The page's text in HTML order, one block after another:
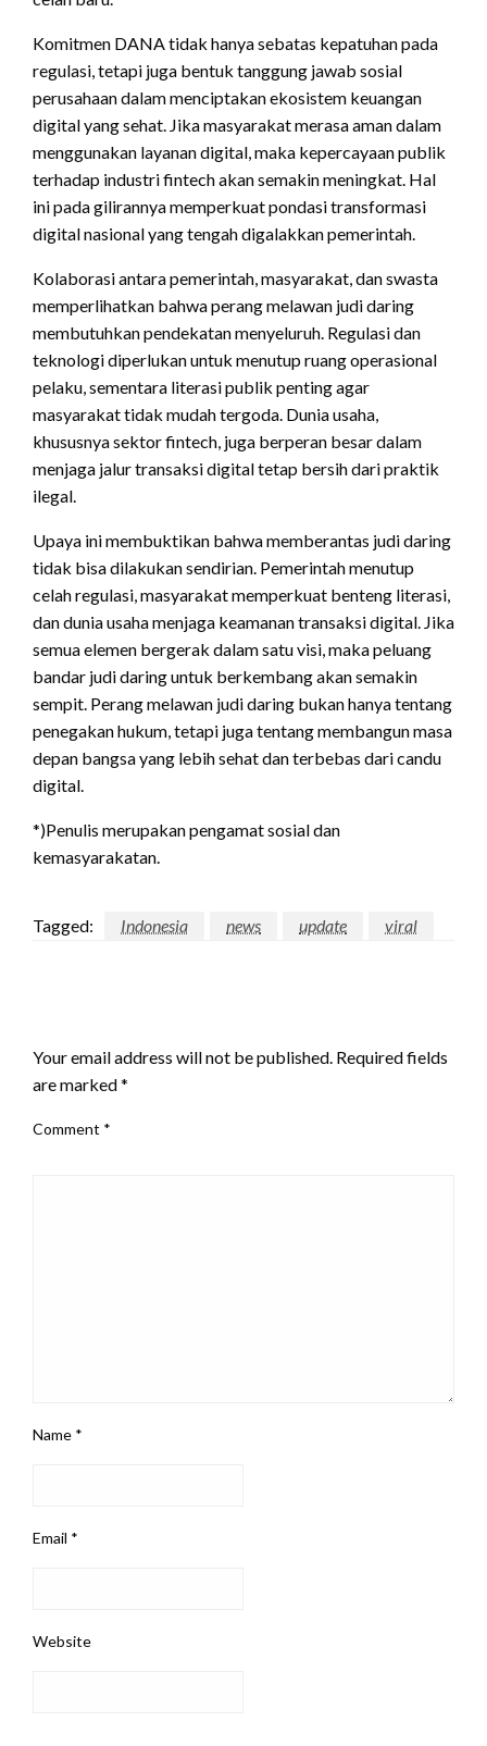
Komitmen DANA tidak hanya sebatas kepatuhan pada
regulasi, tetapi juga bentuk tanggung jawab sosial
perusahaan dalam menciptakan ekosistem keuangan
digital yang sehat. Jika masyarakat merasa aman dalam
menggunakan layanan digital, maka kepercayaan publik
terhadap industri fintech akan semakin meningkat. Hal
ini pada gilirannya memperkuat pondasi transformasi
digital nasional yang tengah digalakkan pemerintah.
Kolaborasi antara pemerintah, masyarakat, dan swasta
memperlihatkan bahwa perang melawan judi daring
membutuhkan pendekatan menyeluruh. Regulasi dan
teknologi diperlukan untuk menutup ruang operasional
pelaku, sementara literasi publik penting agar
masyarakat tidak mudah tergoda. Dunia usaha,
khususnya sektor fintech, juga berperan besar dalam
menjaga jalur transaksi digital tetap bersih dari praktik
ilegal.
Upaya ini membuktikan bahwa memberantas judi daring
tidak bisa dilakukan sendirian. Pemerintah menutup
celah regulasi, masyarakat memperkuat benteng literasi,
dan dunia usaha menjaga keamanan transaksi digital. Jika
semua elemen bergerak dalam satu visi, maka peluang
bandar judi daring untuk berkembang akan semakin
sempit. Perang melawan judi daring bukan hanya tentang
penegakan hukum, tetapi juga tentang membangun masa
depan bangsa yang lebih sehat dan terbebas dari candu
digital.
*)Penulis merupakan pengamat sosial dan
kemasyarakatan.
Tagged: Indonesia news update viral
Your email address will not be published. Required fields
are marked*
Comment *
Name *
Email *
Website